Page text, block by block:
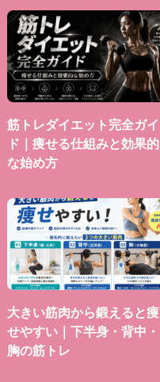
筋トレダイエット完全ガイ
ド｜痩せる仕組みと効果的
な始め方
大きい筋肉から鍛えると痩
せやすい｜下半身・背中・
胸の筋トレ